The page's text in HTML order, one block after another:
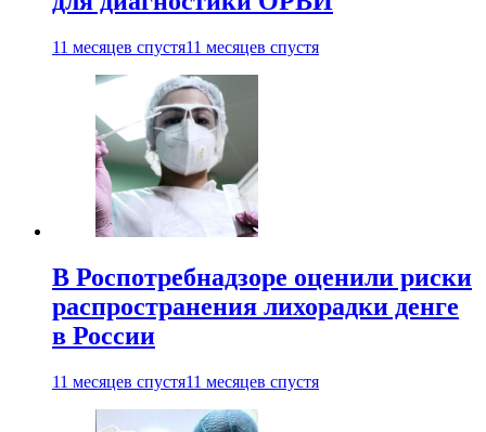
11 месяцев спустя11 месяцев спустя
В Роспотребнадзоре оценили риски
распространения лихорадки денге
в России
11 месяцев спустя11 месяцев спустя